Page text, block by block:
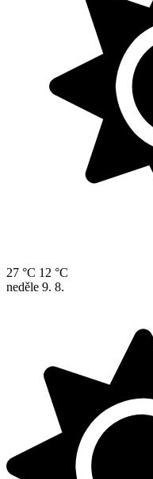
27 °C 12 °C
neděle 9. 8.